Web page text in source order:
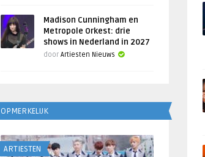
Madison Cunningham en
Metropole Orkest: drie
shows in Nederland in 2027
door Artiesten Nieuws
OPMERKELIJK
ARTIESTEN